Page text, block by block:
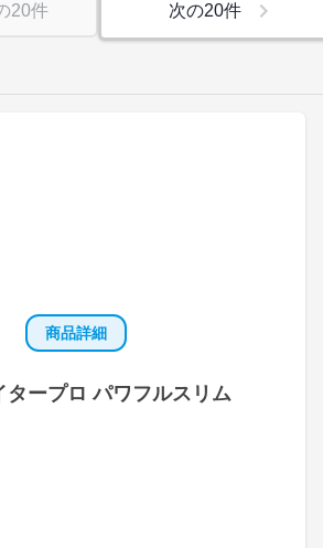
商品詳細
タープロ パワフルスリム
20件 次の20件